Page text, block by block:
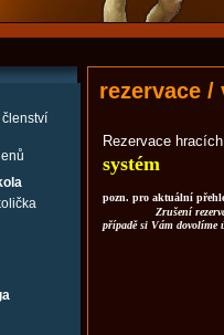
rezervace /
Rezervace
systém
pozn. pro aktuální
Zrušení
případě si Vám dovolíme